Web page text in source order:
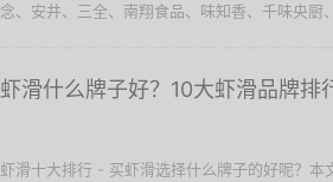
念、安井、三全、南翔食品、味知香、千味央厨
虾滑什么牌子好？10大虾滑品牌排
虾滑十大排行 - 买虾滑选择什么牌子的好呢？